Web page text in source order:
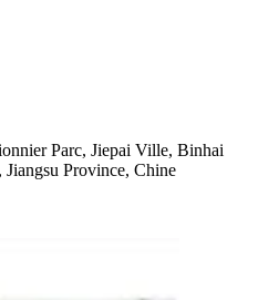
Parc, Jiepai Ville, Binhai
Province, Chine